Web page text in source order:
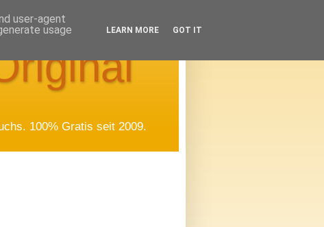
100% Gratis seit 2009.
user-agent
usage
LEARN MORE GOT IT